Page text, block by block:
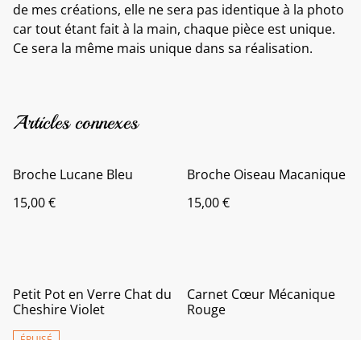
de mes créations, elle ne sera pas identique à la photo
car tout étant fait à la main, chaque pièce est unique.
Ce sera la même mais unique dans sa réalisation.
Articles connexes
Broche Lucane Bleu
15,00 €
Broche Oiseau Macanique
15,00 €
Petit Pot en Verre Chat du
Cheshire Violet
Carnet Cœur Mécanique
Rouge